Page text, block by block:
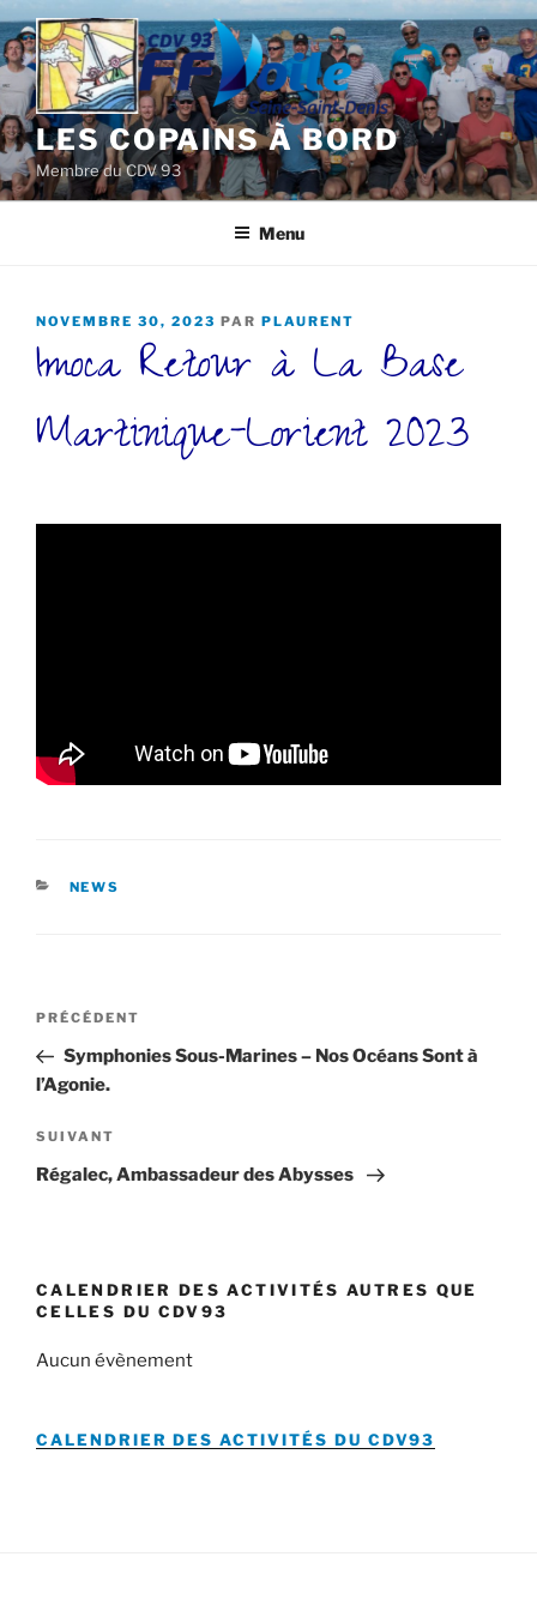
Aller
au
contenu
principal
LES COPAINS À BORD
Membre du CDV 93
Menu
PUBLIÉ
NOVEMBRE 30, 2023 PAR PLAURENT
Imoca Retour à La Base
Martinique-Lorient 2023
CATÉGORIES
NEWS
Navigation
l’article
Article
précédent
PRÉCÉDENT
Symphonies Sous-Marines – Nos Océans Sont à
l’Agonie.
Article
suivant
SUIVANT
Régalec, Ambassadeur des Abysses
CALENDRIER DES ACTIVITÉS AUTRES QUE
CELLES DU CDV93
Aucun évènement
CALENDRIER DES ACTIVITÉS DU CDV93